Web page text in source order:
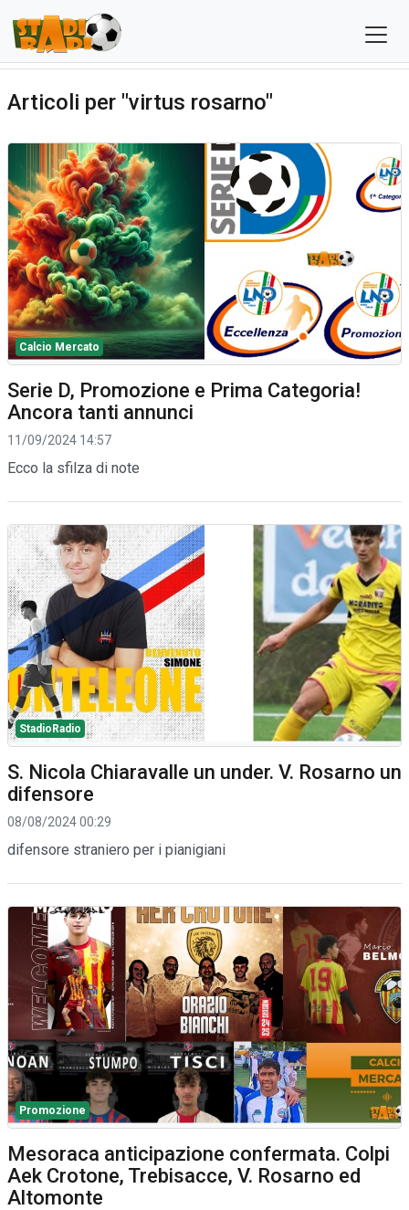
Articoli per "virtus rosarno"
Calcio Mercato
Serie D, Promozione e Prima Categoria!
Ancora tanti annunci
11/09/2024 14:57
Ecco la sfilza di note
StadioRadio
S. Nicola Chiaravalle un under. V. Rosarno un
difensore
08/08/2024 00:29
difensore straniero per i pianigiani
Promozione
Mesoraca anticipazione confermata. Colpi
Aek Crotone, Trebisacce, V. Rosarno ed
Altomonte